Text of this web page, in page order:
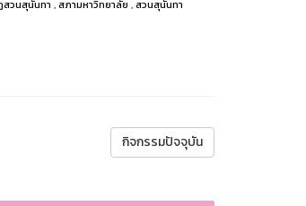
สวนสุนันทา ,สภามหาวิทยาลัย ,สวนสุนันทา
กิจกรรมปัจจุบัน